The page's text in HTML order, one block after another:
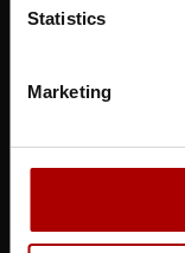
Statistics
Marketing